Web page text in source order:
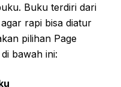
Buku terdiri dari
rapi bisa diatur
pilihan Page
bawah ini: